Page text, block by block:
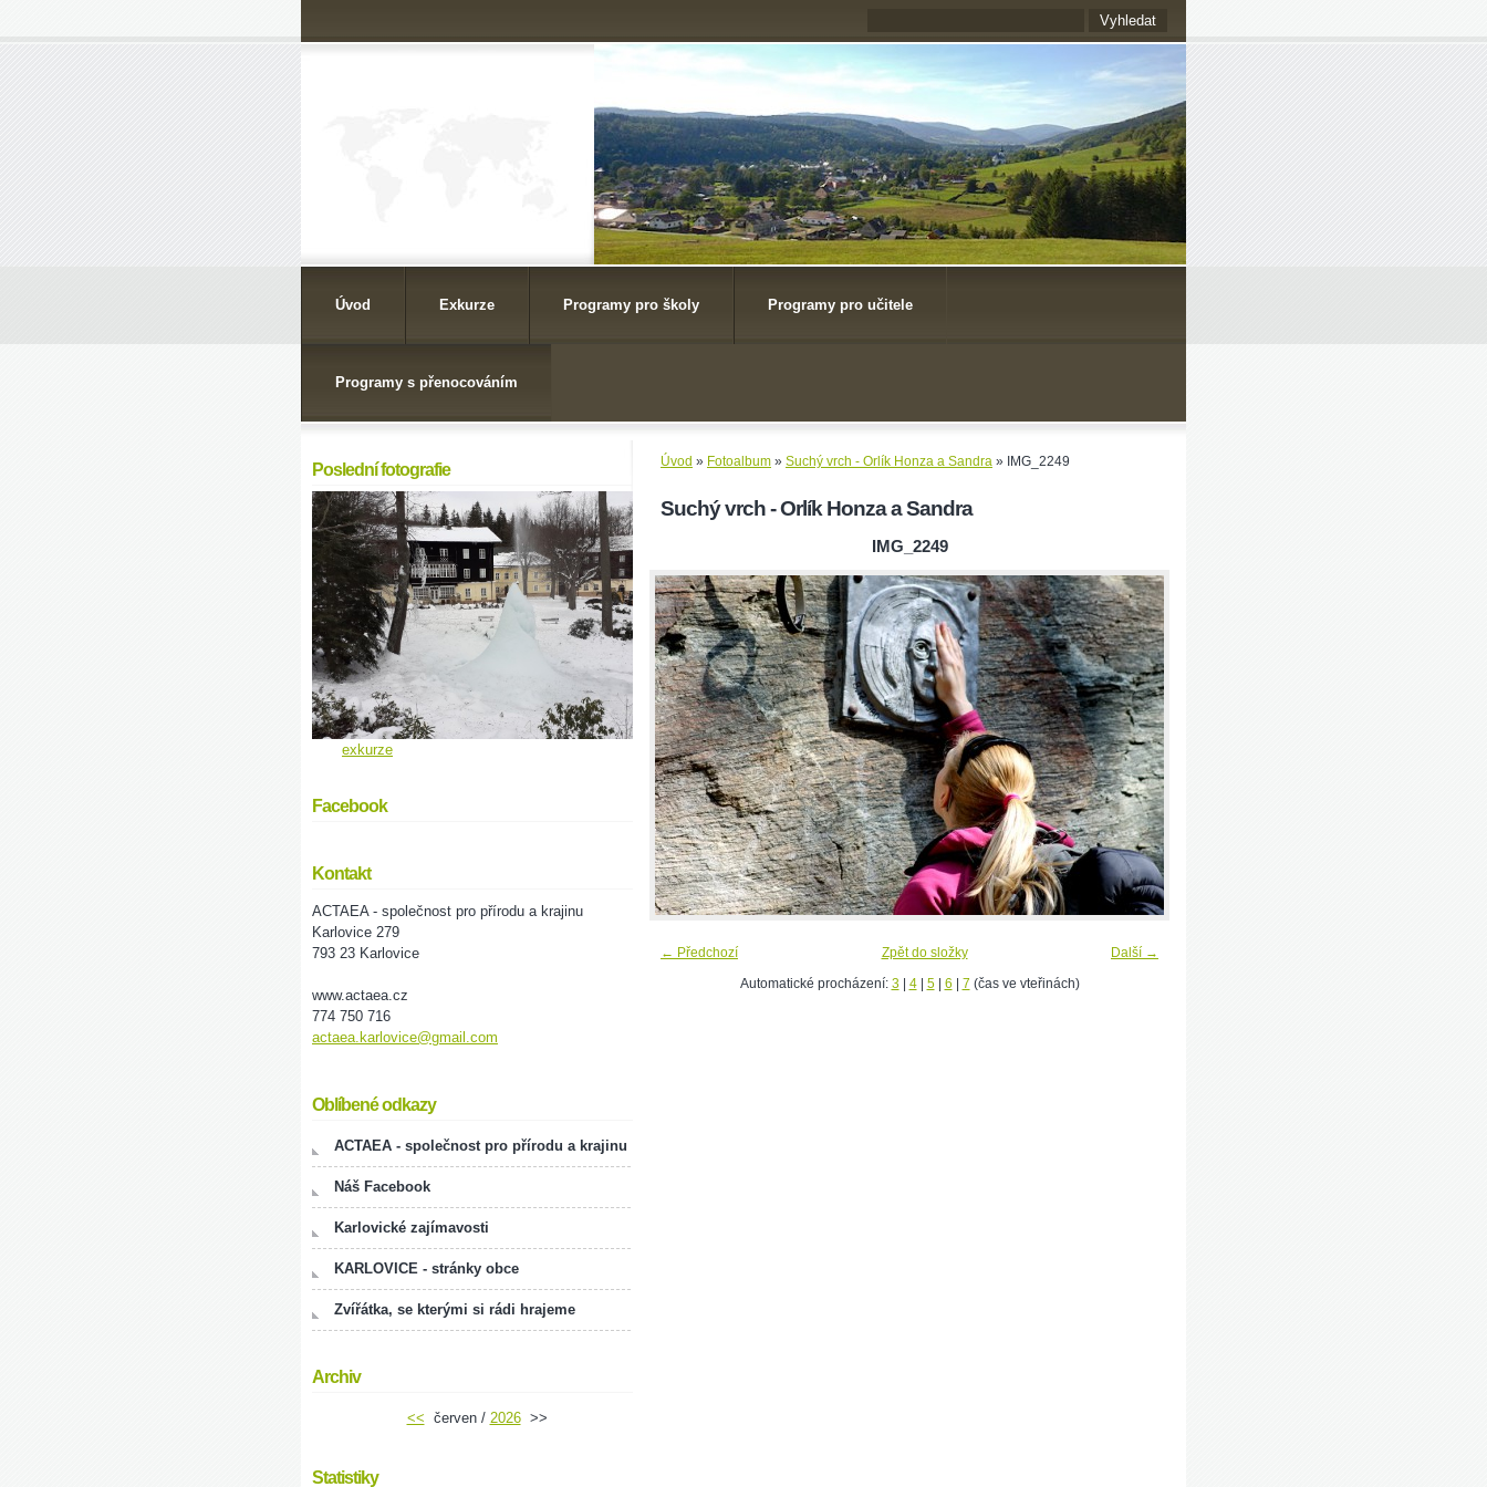
Úvod Exkurze Programy pro školy Programy pro učitele
Programy s přenocováním
Úvod » Fotoalbum » Suchý vrch - Orlík Honza a Sandra » IMG_2249
Suchý vrch - Orlík Honza a Sandra
IMG_2249
← Předchozí Další →
Zpět do složky
Automatické procházení: 3| 4| 5| 6 7 (čas ve vteřinách)
Poslední fotografie
exkurze
Facebook
Kontakt
ACTAEA - společnost pro přírodu a krajinu
Karlovice 279
793 23 Karlovice
www.actaea.cz
774 750 716
actaea.karlovice@gmail.com
Oblíbené odkazy
ACTAEA - společnost pro přírodu a krajinu
Náš Facebook
Karlovické zajímavosti
KARLOVICE - stránky obce
Zvířátka, se kterými si rádi hrajeme
Archiv
<< červen / 2026 >>
Statistiky